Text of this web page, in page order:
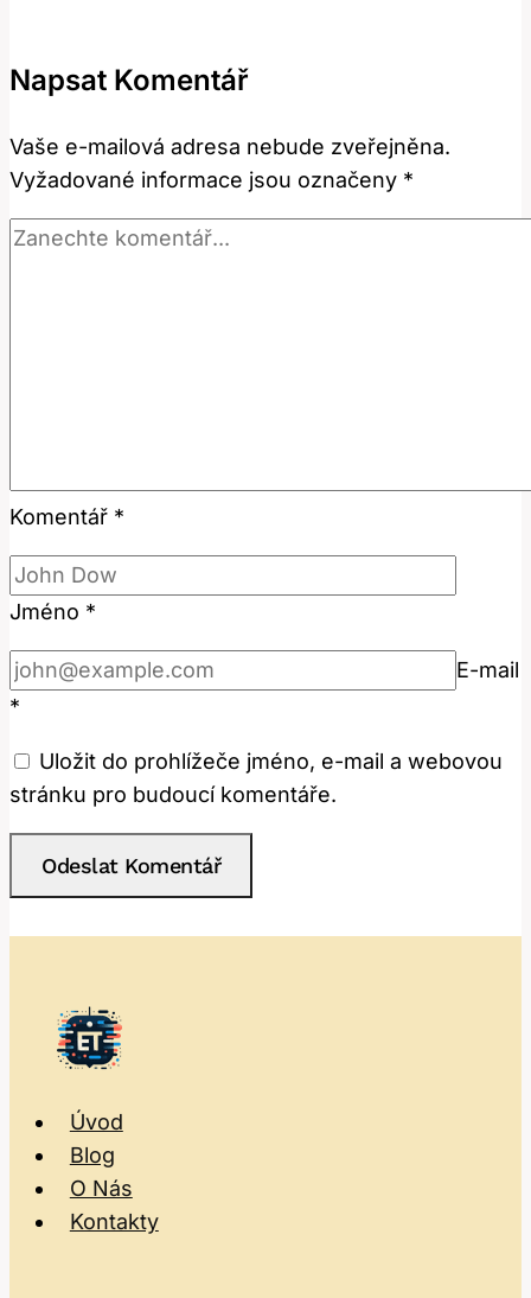
anglicko-
textů
Napsat Komentář
Vaše e-mailová adresa nebude zveřejněna.
Vyžadované informace jsou označeny *
Komentář *
Jméno *
E-mail
*
Uložit do prohlížeče jméno, e-mail a webovou
stránku pro budoucí komentáře.
Úvod
Blog
O Nás
Kontakty